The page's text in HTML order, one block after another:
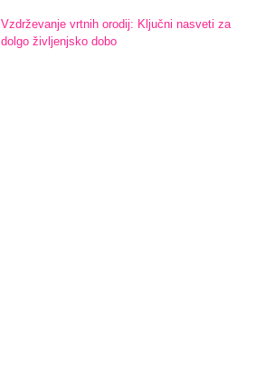
Vzdrževanje vrtnih orodij: Ključni nasveti za
dolgo življenjsko dobo